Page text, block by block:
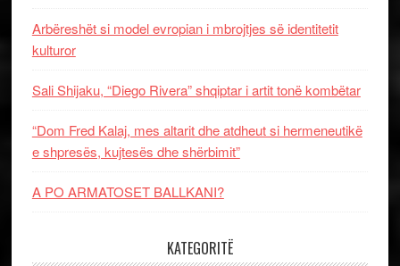
Arbëreshët si model evropian i mbrojtjes së identitetit
kulturor
Sali Shijaku, “Diego Rivera” shqiptar i artit tonë kombëtar
“Dom Fred Kalaj, mes altarit dhe atdheut si hermeneutikë
e shpresës, kujtesës dhe shërbimit”
A PO ARMATOSET BALLKANI?
KATEGORITË